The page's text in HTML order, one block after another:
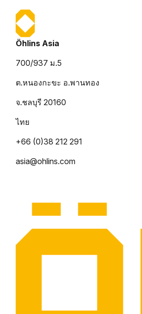
Öhlins Asia
700/937 ม.5
ต.หนองกะขะ อ.พานทอง
จ.ชลบุรี 20160
ไทย
+66 (0)38 212 291
asia@ohlins.com